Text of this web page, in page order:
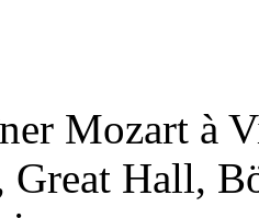
Mozart à
Hall,